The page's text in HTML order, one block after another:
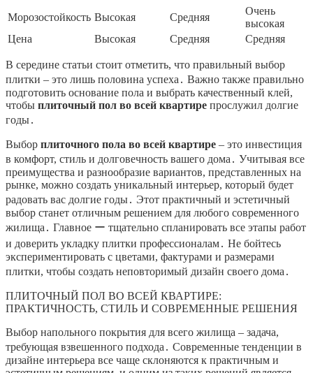
Морозостойкость Высокая Средняя
Очень
высокая
Цена
Высокая Средняя Средняя
В середине статьи стоит отметить, что правильный выбор
плитки – это лишь половина успеха․ Важно также правильно
подготовить основание пола и выбрать качественный клей,
чтобы плиточный пол во всей квартире прослужил долгие
годы․
Выбор плиточного пола во всей квартире – это инвестиция
в комфорт, стиль и долговечность вашего дома․ Учитывая все
преимущества и разнообразие вариантов, представленных на
рынке, можно создать уникальный интерьер, который будет
радовать вас долгие годы․ Этот практичный и эстетичный
выбор станет отличным решением для любого современного
жилища․ Главное ー тщательно спланировать все этапы работ
и доверить укладку плитки профессионалам․ Не бойтесь
экспериментировать с цветами, фактурами и размерами
плитки, чтобы создать неповторимый дизайн своего дома․
ПЛИТОЧНЫЙ ПОЛ ВО ВСЕЙ КВАРТИРЕ:
ПРАКТИЧНОСТЬ, СТИЛЬ И СОВРЕМЕННЫЕ РЕШЕНИЯ
Выбор напольного покрытия для всего жилища – задача,
требующая взвешенного подхода․ Современные тенденции в
дизайне интерьера все чаще склоняются к практичным и